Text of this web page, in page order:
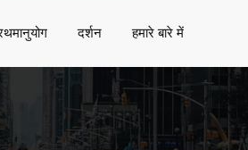
दर्शन हमारे बारे में